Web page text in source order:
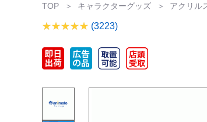
TOP キャラクターグッズ アクリル
(3223)